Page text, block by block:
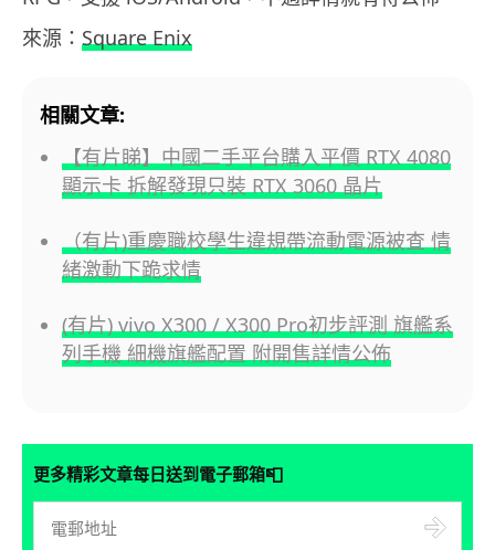
來源： Square Enix
相關文章:
【有片睇】中國二手平台購入平價 RTX 4080
顯示卡 拆解發現只裝 RTX 3060 晶片
（有片)重慶職校學生違規帶流動電源被查 情
緒激動下跪求情
(有片) vivo X300 / X300 Pro初步評測 旗艦系
列手機 細機旗艦配置 附開售詳情公佈
更多精彩文章每日送到電子郵箱📮